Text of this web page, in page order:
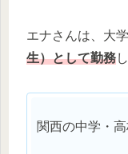
エナさんは、大
生）として勤務
関西の中学・